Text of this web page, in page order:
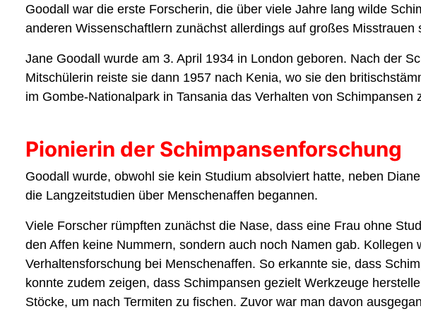
Goodall war die erste Forscherin, die über viele Jahre lang wilde
anderen Wissenschaftlern zunächst allerdings auf großes Misstrauen
Jane Goodall wurde am 3. April 1934 in London geboren. Nach der
Mitschülerin reiste sie dann 1957 nach Kenia, wo sie den
im Gombe-Nationalpark in Tansania das Verhalten von Schimpansen
Pionierin der Schimpansenforschung
Goodall wurde, obwohl sie kein Studium absolviert hatte, neben
die Langzeitstudien über Menschenaffen begannen.
Viele Forscher rümpften zunächst die Nase, dass eine Frau ohne
den Affen keine Nummern, sondern auch noch Namen gab.
Verhaltensforschung bei Menschenaffen. So erkannte sie, dass
konnte zudem zeigen, dass Schimpansen gezielt Werkzeuge
Stöcke, um nach Termiten zu fischen. Zuvor war man davon